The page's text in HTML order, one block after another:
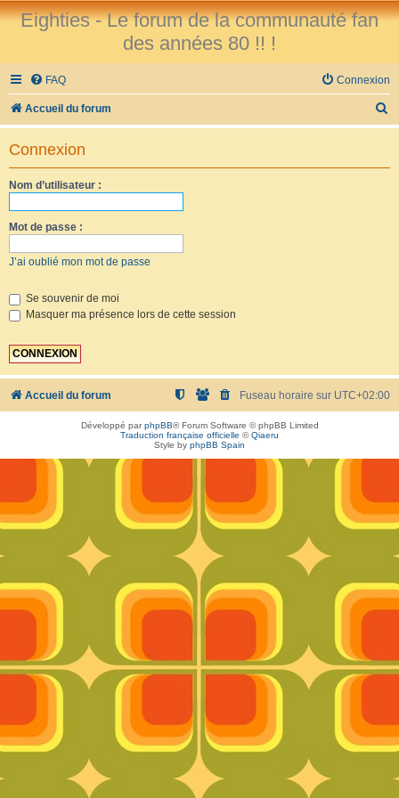
Eighties - Le forum de la communauté fan
des années 80 !! !
FAQ Connexion
Accueil du forum
e
Connexion
Nom d’utilisateur :
Mot de passe :
J’ai oublié mon mot de passe
Se souvenir de moi
Masquer ma présence lors de cette session
Accueil du forum Fuseau horaire sur UTC+02:00
Développé parphpBB® Forum Software © phpBB Limited
Traduction française officielle ©Qiaeru
Style by phpBB Spain